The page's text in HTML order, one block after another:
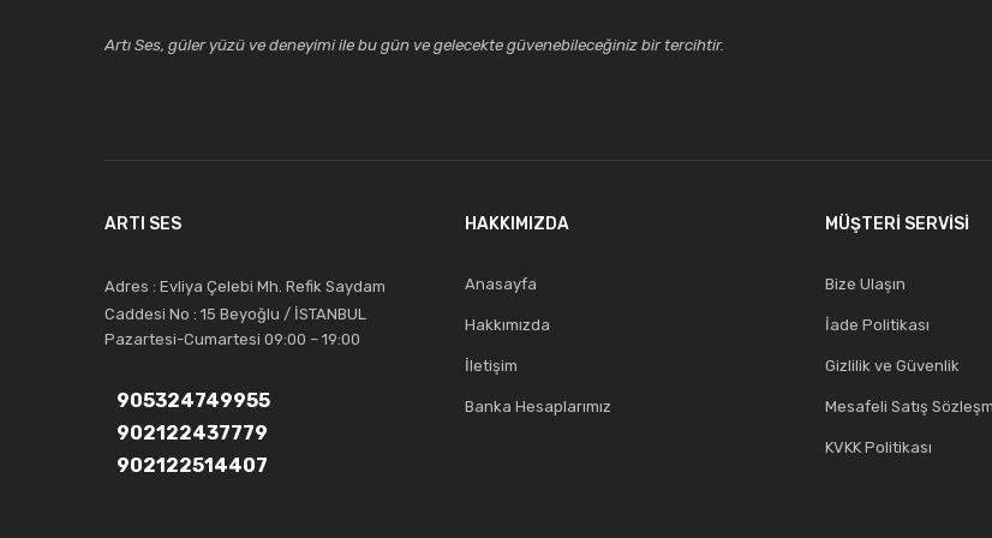
Artı Ses, güler yüzü ve deneyimi ile bu gün ve gelecekte güvenebileceğiniz bir tercihtir.
ARTI SES
Adres : Evliya Çelebi Mh. Refik Saydam
Caddesi No : 15 Beyoğlu / İSTANBUL
Pazartesi-Cumartesi 09:00 – 19:00
905324749955
902122437779
902122514407
HAKKIMIZDA
Anasayfa
Hakkımızda
İletişim
Banka Hesaplarımız
MÜŞTERİ SERVİSİ
Bize Ulaşın
İade Politikası
Gizlilik ve Güvenlik
Mesafeli Satış
KVKK Politikası